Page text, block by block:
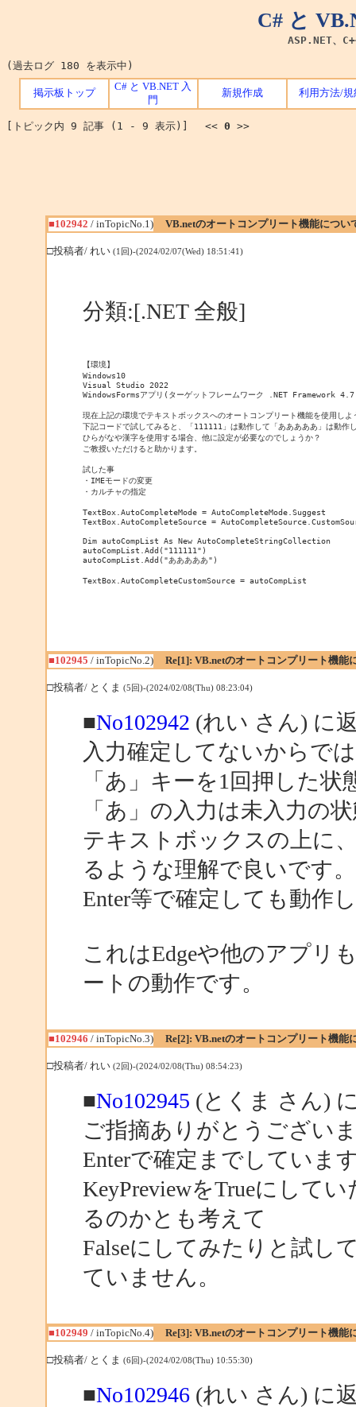
C# と
ASP.NET、
(過去ログ 180 を表示中)
掲示板トップ
C# と VB.NET 入
門
新規作成 利用方法/規
[トピック内 9 記事 (1 - 9 表示)] << 0 >>
■102942 / inTopicNo.1) VB.netのオートコンプリート機能につい
□投稿者/ れい (1回)-(2024/02/07(Wed) 18:51:41)
分類:[.NET 全般]
【環境】
Windows10
Visual Studio 2022
WindowsFormsアプリ(ターゲットフレームワーク .NET Framework
現在上記の環境でテキストボックスへのオートコンプリート機能を使用しよ
下記コードで試してみると、「111111」は動作して「あああああ」は動作
ひらがなや漢字を使用する場合、他に設定が必要なのでしょうか？
ご教授いただけると助かります。
試した事
・IMEモードの変更
・カルチャの指定
TextBox.AutoCompleteMode = AutoCompleteMode.Suggest
TextBox.AutoCompleteSource =
Dim autoCompList As New AutoCompleteStringCollection
autoCompList.Add("111111")
autoCompList.Add("あああああ")
TextBox.AutoCompleteCustomSource = autoCompList
■102945 / inTopicNo.2) Re[1]: VB.netのオートコンプリート機能
□投稿者/ とくま (5回)-(2024/02/08(Thu) 08:23:04)
■No102942 (れい さん) に
入力確定してないからで
「あ」キーを1回押した
「あ」の入力は未入力の
テキストボックスの上に
るような理解で良いです。
Enter等で確定しても動作
これはEdgeや他のアプリ
ートの動作です。
■102946 / inTopicNo.3) Re[2]: VB.netのオートコンプリート機能
□投稿者/ れい (2回)-(2024/02/08(Thu) 08:54:23)
■No102945 (とくま さん)
ご指摘ありがとうござい
Enterで確定までしていま
KeyPreviewをTrueにして
るのかとも考えて
Falseにしてみたりと試し
ていません。
■102949 / inTopicNo.4) Re[3]: VB.netのオートコンプリート機能
□投稿者/ とくま (6回)-(2024/02/08(Thu) 10:55:30)
■No102946(れい さん) に